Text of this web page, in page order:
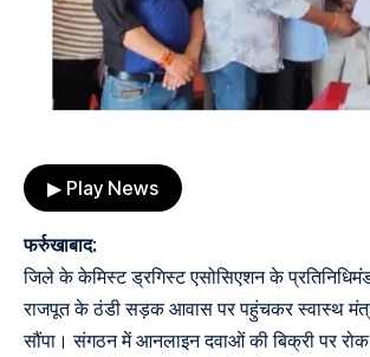
▶ Play News
फर्रुखाबाद:
जिले के केमिस्ट ड्रगिस्ट एसोसिएशन के
राजपूत के ठंडी सड़क आवास पर पहुंचकर स्वास्थ
सौंपा। संगठन में आनलाइन दवाओं की बिक्री पर